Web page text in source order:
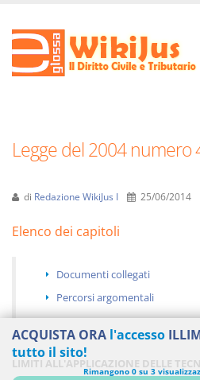
Legge del 2004 numero
di Redazione WikiJus I 25/06/2014
Elenco dei capitoli
Documenti collegati
Percorsi argomentali
LIMITI ALL'APPLICAZIONE DELLE
ACQUISTA ORA l'accesso
tutto il sito!
Rimangono 0 su 3